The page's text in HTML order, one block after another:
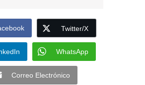
Twitter/X
WhatsApp
Correo Electrónico